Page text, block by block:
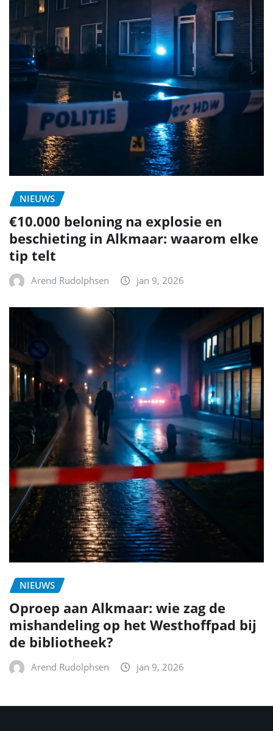
NIEUWS
€10.000 beloning na explosie en
beschieting in Alkmaar: waarom elke
tip telt
Arend Rudolphsen jan 9, 2026
NIEUWS
Oproep aan Alkmaar: wie zag de
mishandeling op het Westhoffpad bij
de bibliotheek?
Arend Rudolphsen jan 9, 2026